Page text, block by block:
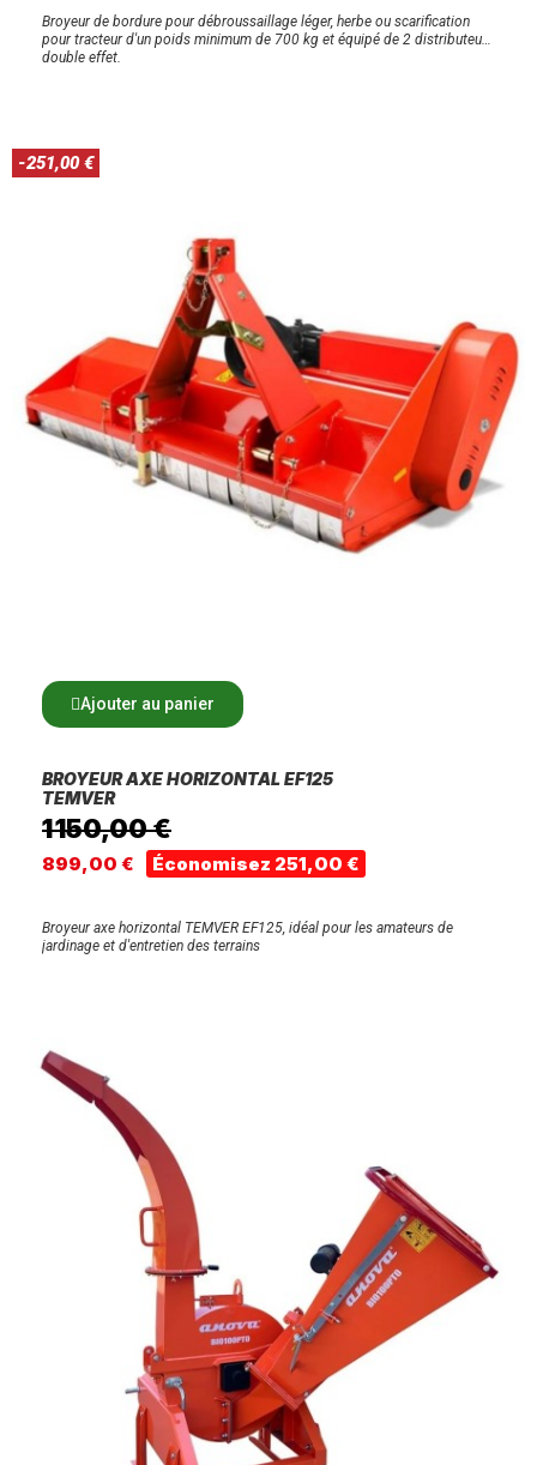
Broyeur de bordure pour débroussaillage léger, herbe ou scarification
pour tracteur d'un poids minimum de 700 kg et équipé de 2 distributeurs
double effet.
-251,00 €
Ajouter au panier
BROYEUR AXE HORIZONTAL EF125
TEMVER
1 150,00 €
899,00 € Économisez 251,00 €
Broyeur axe horizontal TEMVER EF125, idéal pour les amateurs de
jardinage et d'entretien des terrains